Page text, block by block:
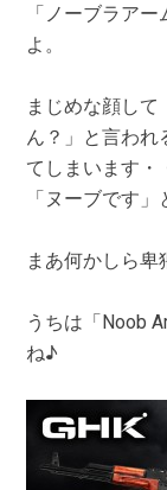
「ノーブラア
よ。
まじめな顔して
ん？」と言われ
てしまいます・
「ヌーブです」
まあ何かしら卑
うちは「Noob
ね♪